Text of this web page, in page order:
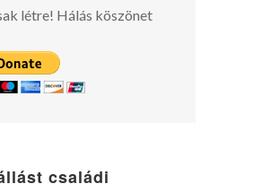
létre! Hálás köszönet
családi